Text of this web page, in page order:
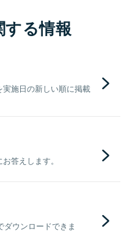
する情報
施日の新しい順に掲載
答えします。
ウンロードできま